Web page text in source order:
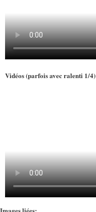
Vidéos (parfois avec ralenti 1/4)